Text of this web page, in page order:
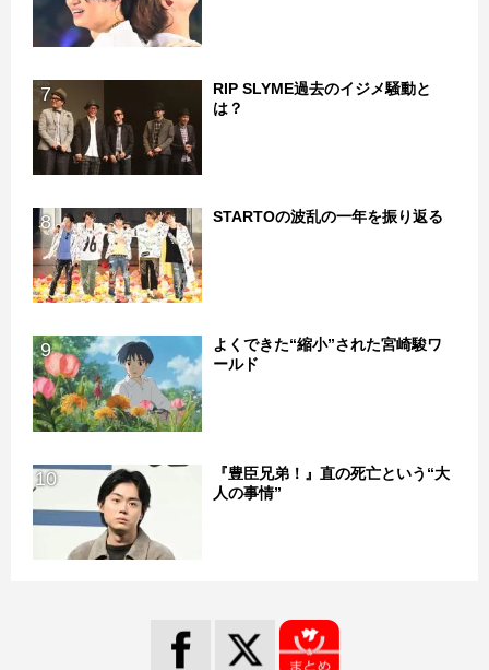
7
RIP SLYME過去のイジメ騒動と
は？
8 STARTOの波乱の一年を振り返る
9
よくできた“縮小”された宮崎駿ワ
ールド
10
『豊臣兄弟！』直の死亡という“大
人の事情”